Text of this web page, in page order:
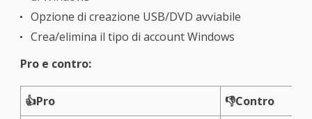
Opzione di creazione USB/DVD avviabile
Crea/elimina il tipo di account Windows
Pro e contro:
👍Pro
👎Contro